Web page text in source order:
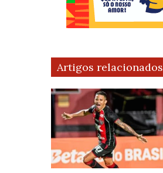
Artigos relacionados